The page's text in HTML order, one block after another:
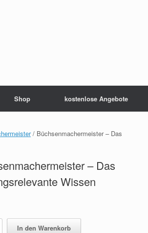
Shop kostenlose Angebote
/ Büchsenmachermeister – Das
– Das
Wissen
In den Warenkorb